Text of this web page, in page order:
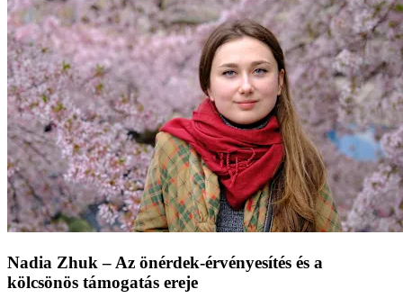
Nadia Zhuk – Az önérdek-érvényesítés és a
kölcsönös támogatás ereje